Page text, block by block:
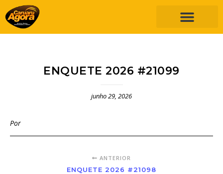
ENQUETE 2026 #21099
junho 29, 2026
Por
ANTERIOR
ENQUETE 2026 #21098